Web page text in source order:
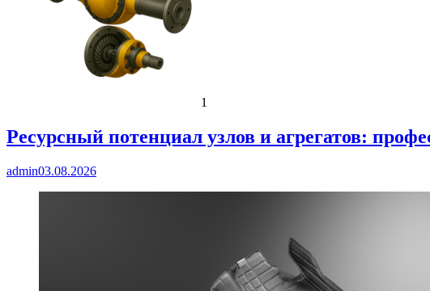
1
Ресурсный потенциал узлов и агрегатов:
admin03.08.2026